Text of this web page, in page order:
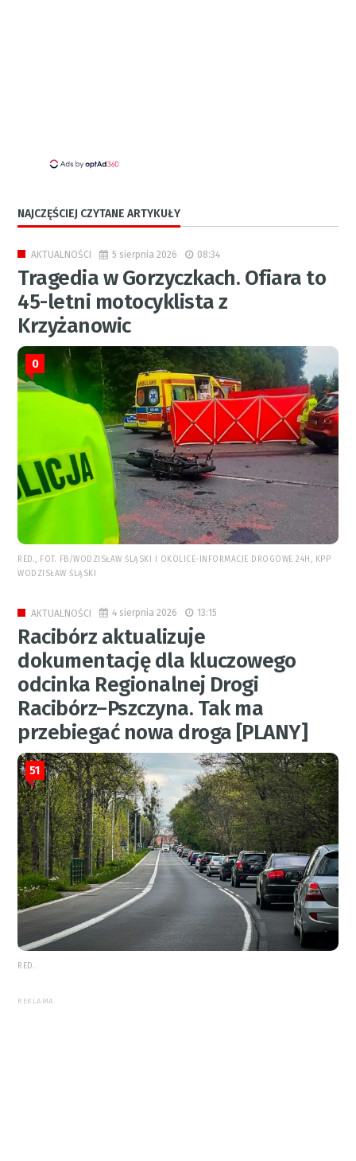
NAJCZĘŚCIEJ CZYTANE ARTYKUŁY
AKTUALNOŚCI 5 sierpnia 2026 08:34
Tragedia w Gorzyczkach. Ofiara to
45-letni motocyklista z
Krzyżanowic
0
RED., FOT. FB/WODZISŁAW ŚLĄSKI I OKOLICE-INFORMACJE DROGOWE 24H, KPP
WODZISŁAW ŚLĄSKI
AKTUALNOŚCI 4 sierpnia 2026 13:15
Racibórz aktualizuje
dokumentację dla kluczowego
odcinka Regionalnej Drogi
Racibórz–Pszczyna. Tak ma
przebiegać nowa droga [PLANY]
51
RED.
REKLAMA